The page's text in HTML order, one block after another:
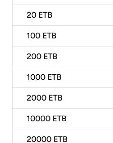
20 ETB
100 ETB
200 ETB
1000 ETB
2000 ETB
10000 ETB
20000 ETB